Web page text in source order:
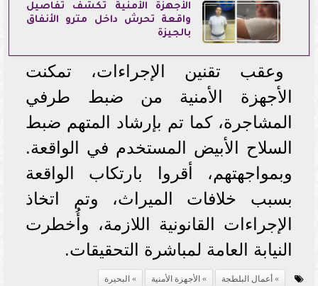
الأجهزة الأمنية تكشف تفاصيل
واقعة تحرش داخل مترو الأنفاق
بالجيزة
وعقب تقنين الإجراءات، تمكنت
الأجهزة الأمنية من ضبط طرفي
المشاجرة، كما تم بإرشاد المتهم ضبط
السلاح الأبيض المستخدم في الواقعة.
وبمواجهتهم، أقروا بارتكاب الواقعة
بسبب خلافات الميراث، وتم اتخاذ
الإجراءات القانونية اللازمة، وأُخطرت
النيابة العامة لمباشرة التحقيقات.
أعمال البلطجة الأجهزة الأمنية البحيرة